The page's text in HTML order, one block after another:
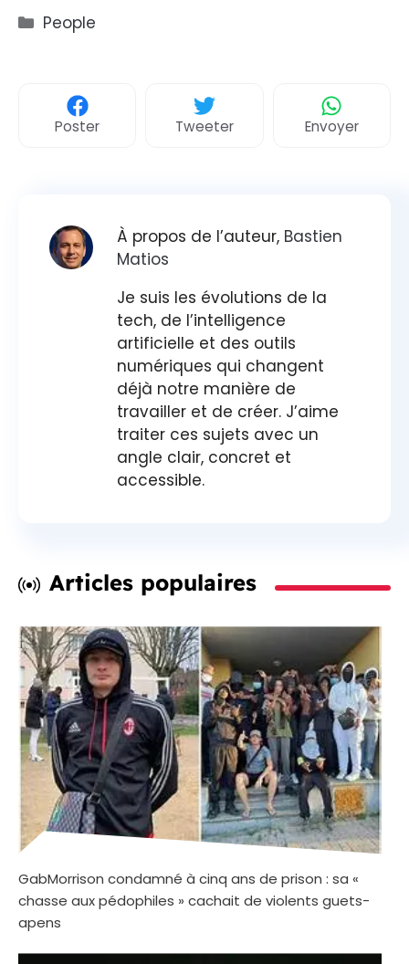
Catégories
People
Poster Tweeter Envoyer
À propos de l’auteur, Bastien
Matios
Je suis les évolutions de la
tech, de l’intelligence
artificielle et des outils
numériques qui changent
déjà notre manière de
travailler et de créer. J’aime
traiter ces sujets avec un
angle clair, concret et
accessible.
Articles populaires
GabMorrison condamné à cinq ans de prison : sa «
chasse aux pédophiles » cachait de violents guets-
apens